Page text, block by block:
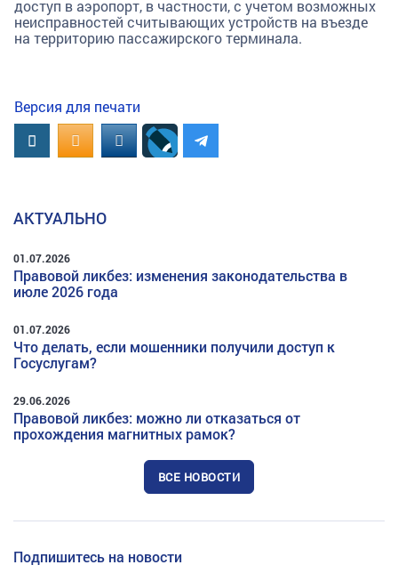
доступ в аэропорт, в частности, с учетом возможных
неисправностей считывающих устройств на въезде
на территорию пассажирского терминала.
Версия для печати
ВконтактеOK.RUMAIL.RU
АКТУАЛЬНО
01.07.2026
Правовой ликбез: изменения законодательства в
июле 2026 года
01.07.2026
Что делать, если мошенники получили доступ к
Госуслугам?
29.06.2026
Правовой ликбез: можно ли отказаться от
прохождения магнитных рамок?
ВСЕ НОВОСТИ
Подпишитесь на новости